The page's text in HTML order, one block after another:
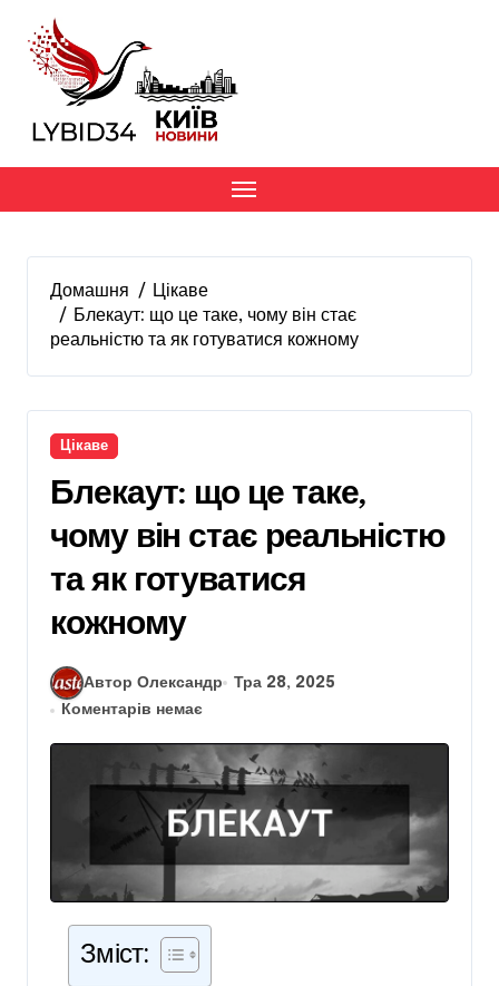
вмісту
Домашня
Цікаве
Блекаут: що це таке, чому він стає
реальністю та як готуватися кожному
Цікаве
Блекаут: що це таке,
чому він стає реальністю
та як готуватися
кожному
Автор Олександр
Тра 28, 2025
Коментарів немає
Зміст: